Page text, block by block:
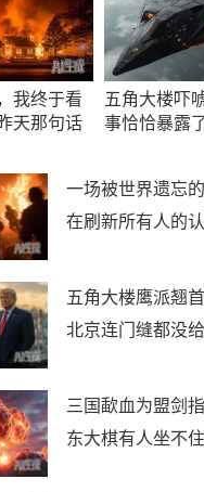
我终于看
天那句话
五角大楼吓
事恰恰暴露
一场被世界遗忘
在刷新所有人的
五角大楼鹰派翘首
北京连门缝都没
三国歃血为盟剑
东大棋有人坐不住